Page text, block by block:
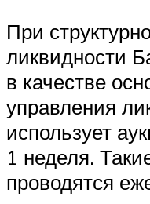
При
ликвидности
в качестве
управления
использует
1 неделя.
проводятся